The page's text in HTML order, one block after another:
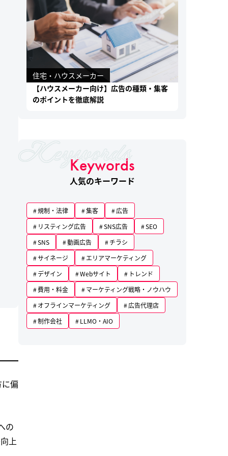
偏
の
上
住宅・ハウスメーカー
【ハウスメーカー向け】広告の種類・集客
のポイントを徹底解説
Keywords
人気のキーワード
規制・法律 集客
広告
リスティング広告
SNS広告
SEO
SNS
動画広告
チラシ
サイネージ
エリアマーケティング
デザイン
Webサイト
トレンド
費用・料金
マーケティング戦略・ノウハウ
オフラインマーケティング
広告代理店
制作会社
LLMO・AIO